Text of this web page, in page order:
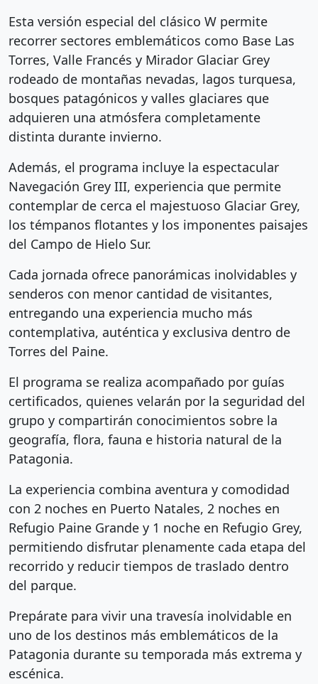
Esta versión especial del clásico W permite
recorrer sectores emblemáticos como Base Las
Torres, Valle Francés y Mirador Glaciar Grey
rodeado de montañas nevadas, lagos turquesa,
bosques patagónicos y valles glaciares que
adquieren una atmósfera completamente
distinta durante invierno.
Además, el programa incluye la espectacular
Navegación Grey III, experiencia que permite
contemplar de cerca el majestuoso Glaciar Grey,
los témpanos flotantes y los imponentes paisajes
del Campo de Hielo Sur.
Cada jornada ofrece panorámicas inolvidables y
senderos con menor cantidad de visitantes,
entregando una experiencia mucho más
contemplativa, auténtica y exclusiva dentro de
Torres del Paine.
El programa se realiza acompañado por guías
certificados, quienes velarán por la seguridad del
grupo y compartirán conocimientos sobre la
geografía, flora, fauna e historia natural de la
Patagonia.
La experiencia combina aventura y comodidad
con 2 noches en Puerto Natales, 2 noches en
Refugio Paine Grande y 1 noche en Refugio Grey,
permitiendo disfrutar plenamente cada etapa del
recorrido y reducir tiempos de traslado dentro
del parque.
Prepárate para vivir una travesía inolvidable en
uno de los destinos más emblemáticos de la
Patagonia durante su temporada más extrema y
escénica.